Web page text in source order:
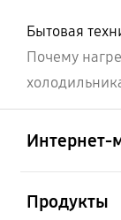
Бытовая
Почему
Интернет-
Продукты